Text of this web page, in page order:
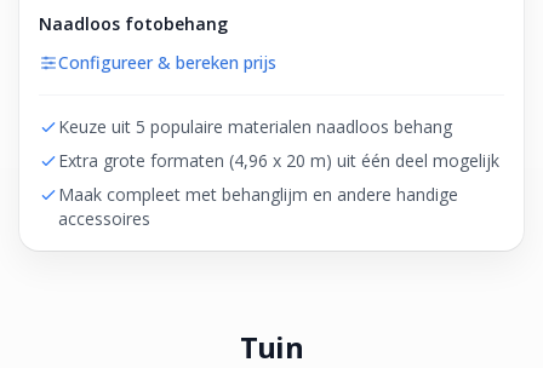
Naadloos fotobehang
Configureer & bereken prijs
Keuze uit 5 populaire materialen naadloos behang
Extra grote formaten (4,96 x 20 m) uit één deel mogelijk
Maak compleet met behanglijm en andere handige
accessoires
Tuin